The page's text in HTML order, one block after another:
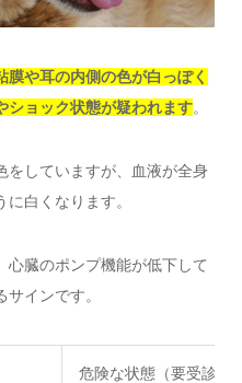
膜や耳の内側の色が白っぽく
ショック状態が疑われます。
をしていますが、血液が全身
白くなります。
心臓のポンプ機能が低下して
インです。
危険な状態（要受診）